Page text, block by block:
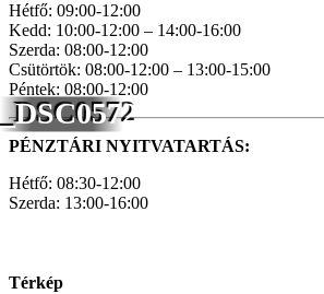
_DSC0572
Hétfő: 09:00-12:00
Kedd: 10:00-12:00 – 14:00-16:00
Szerda: 08:00-12:00
Csütörtök: 08:00-12:00 – 13:00-15:00
Péntek: 08:00-12:00
PÉNZTÁRI NYITVATARTÁS:
Hétfő: 08:30-12:00
Szerda: 13:00-16:00
Térkép